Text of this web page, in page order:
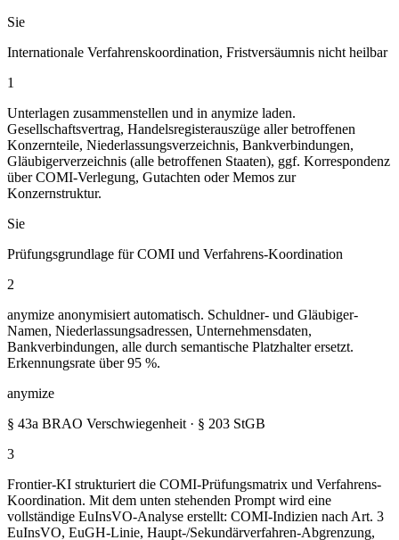
Sie
Internationale Verfahrenskoordination, Fristversäumnis nicht heilbar
1
Unterlagen zusammenstellen und in anymize laden.
Gesellschaftsvertrag, Handelsregisterauszüge aller betroffenen
Konzernteile, Niederlassungsverzeichnis, Bankverbindungen,
Gläubigerverzeichnis (alle betroffenen Staaten), ggf. Korrespondenz
über COMI-Verlegung, Gutachten oder Memos zur
Konzernstruktur.
Sie
Prüfungsgrundlage für COMI und Verfahrens-Koordination
2
anymize anonymisiert automatisch. Schuldner- und Gläubiger-
Namen, Niederlassungsadressen, Unternehmensdaten,
Bankverbindungen, alle durch semantische Platzhalter ersetzt.
Erkennungsrate über 95 %.
anymize
§ 43a BRAO Verschwiegenheit · § 203 StGB
3
Frontier-KI strukturiert die COMI-Prüfungsmatrix und Verfahrens-
Koordination. Mit dem unten stehenden Prompt wird eine
vollständige EuInsVO-Analyse erstellt: COMI-Indizien nach Art. 3
EuInsVO, EuGH-Linie, Haupt-/Sekundärverfahren-Abgrenzung,